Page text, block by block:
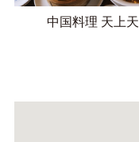
中国料理 天上天